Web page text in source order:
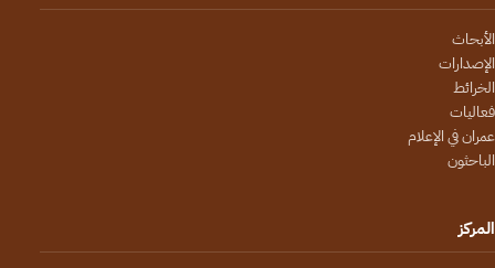
الأبحاث
الإصدارات
الخرائط
فعاليات
عمران في الإعلام
الباحثون
المركز